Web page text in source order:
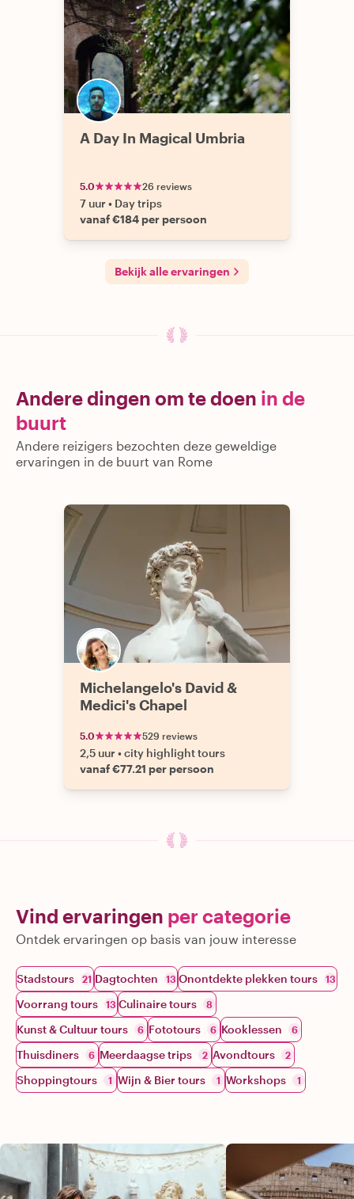
A Day In Magical Umbria
5.0 26 reviews
7 uur • Day trips
vanaf €184 per persoon
Bekijk alle ervaringen
Andere dingen om te doen in de
buurt
Andere reizigers bezochten deze geweldige
ervaringen in de buurt van Rome
Michelangelo's David &
Medici's Chapel
5.0 529 reviews
2,5 uur •city highlight tours
vanaf €77.21 per persoon
Vind ervaringen per categorie
Ontdek ervaringen op basis van jouw interesse
Stadstours 21 Dagtochten 13 Onontdekte plekken tours 13
Voorrang tours 13 Culinaire tours 8
Kunst & Cultuur tours 6 Fototours 6 Kooklessen 6
Thuisdiners 6 Meerdaagse trips 2 Avondtours 2
Shoppingtours 1 Wijn & Bier tours 1 Workshops 1